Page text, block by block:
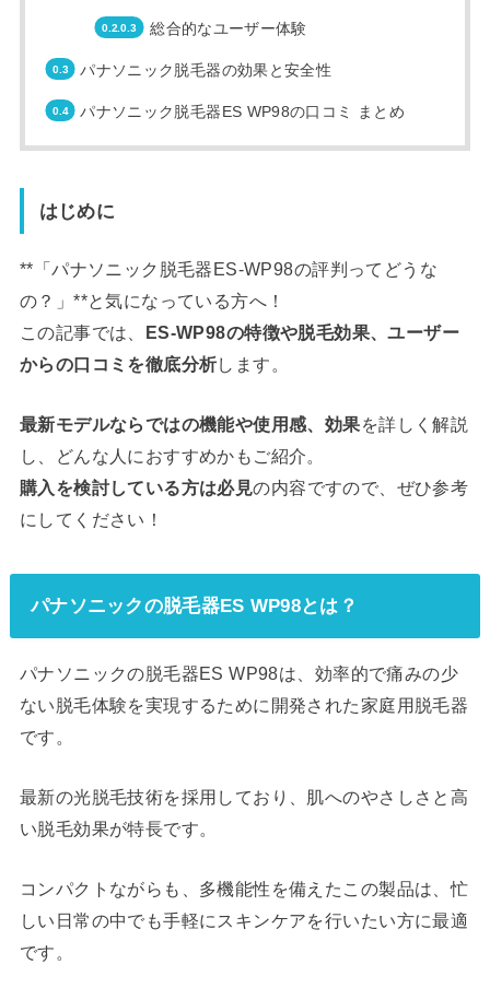
総合的なユーザー体験
パナソニック脱毛器の効果と安全性
パナソニック脱毛器ES WP98の口コミ まとめ
はじめに
**「パナソニック脱毛器ES-WP98の評判ってどうな
の？」**と気になっている方へ！
この記事では、 ES-WP98の特徴や脱毛効果、ユーザー
からの口コミを徹底分析します。
最新モデルならではの機能や使用感、効果を詳しく解説
し、どんな人におすすめかもご紹介。
購入を検討している方は必見の内容ですので、ぜひ参考
にしてください！
パナソニックの脱毛器ES WP98とは？
パナソニックの脱毛器ES WP98は、効率的で痛みの少
ない脱毛体験を実現するために開発された家庭用脱毛器
です。
最新の光脱毛技術を採用しており、肌へのやさしさと高
い脱毛効果が特長です。
コンパクトながらも、多機能性を備えたこの製品は、忙
しい日常の中でも手軽にスキンケアを行いたい方に最適
です。